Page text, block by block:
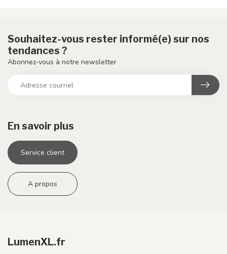
En savoir plus
Service client
A propos
Souhaitez-vous rester informé(e) sur nos
tendances ?
Abonnez-vous à notre newsletter
LumenXL.fr